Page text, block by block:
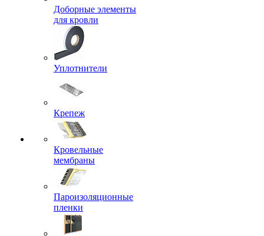
Доборные элементы
для кровли
Уплотнители
Крепеж
Кровельные
мембраны
Пароизоляционные
пленки